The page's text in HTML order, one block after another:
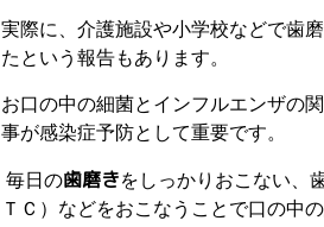
実際に、介護施設や小学校などで歯
たという報告もあります。
お口の中の細菌とインフルエンザの
事が感染症予防として重要です。
毎日の歯磨きをしっかりおこない、
ＴＣ）などをおこなうことで口の中